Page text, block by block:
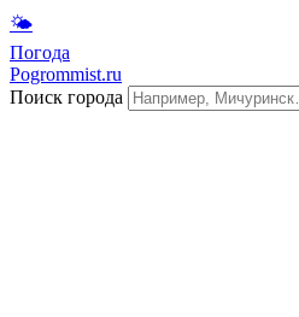
🌤
Погода
Pogrommist.ru
Поиск города